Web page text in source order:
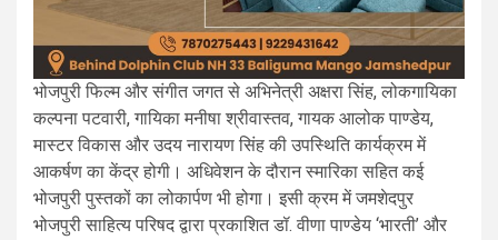
भोजपुरी फिल्म और संगीत जगत से अभिनेत्री अक्षरा सिंह, लोकगायिका
कल्पना पटवारी, गायिका मनीषा श्रीवास्तव, गायक आलोक पाण्डेय,
मास्टर विकास और उदय नारायण सिंह की उपस्थिति कार्यक्रम में
आकर्षण का केंद्र होगी। अधिवेशन के दौरान स्मारिका सहित कई
भोजपुरी पुस्तकों का लोकार्पण भी होगा। इसी क्रम में जमशेदपुर
भोजपुरी साहित्य परिषद द्वारा प्रकाशित डॉ. वीणा पाण्डेय ‘भारती’ और